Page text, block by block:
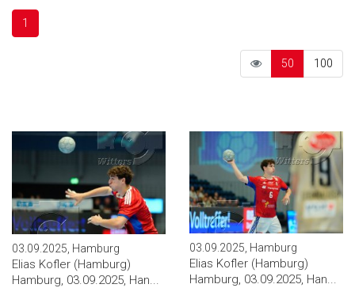
1
50 100
03.09.2025, Hamburg
Elias Kofler (Hamburg)
Hamburg, 03.09.2025, Han...
03.09.2025, Hamburg
Elias Kofler (Hamburg)
Hamburg, 03.09.2025, Han...